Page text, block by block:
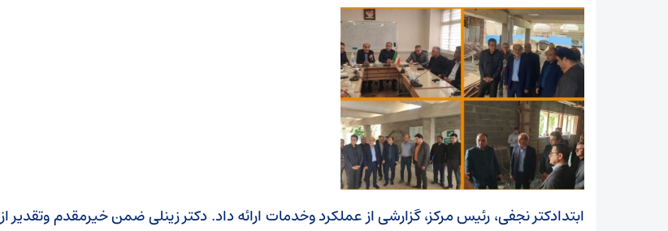
ابتدادکتر نجفی، رئیس مرکز، گزارشی از عملکرد وخدمات ارائه داد. دکتر زینلی ضمن خیرمقدم وتقدیر از